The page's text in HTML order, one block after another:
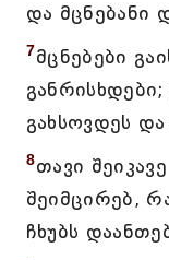
და მცნებანი
7მცნებები
გახსოვდეს
8თავი
შეიმცირებ,
ჩხუბს